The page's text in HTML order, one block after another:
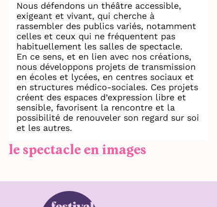
Nous défendons un théâtre accessible,
exigeant et vivant, qui cherche à
rassembler des publics variés, notamment
celles et ceux qui ne fréquentent pas
habituellement les salles de spectacle.
En ce sens, et en lien avec nos créations,
nous développons projets de transmission
en écoles et lycées, en centres sociaux et
en structures médico-sociales. Ces projets
créent des espaces d’expression libre et
sensible, favorisent la rencontre et la
possibilité de renouveler son regard sur soi
et les autres.
le spectacle en images